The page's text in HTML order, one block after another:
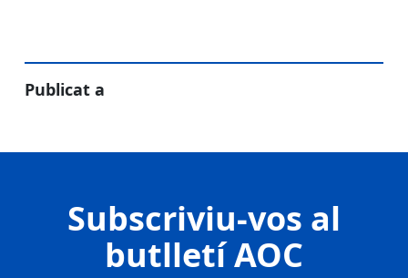
Publicat a
Subscriviu-vos al
butlletí AOC